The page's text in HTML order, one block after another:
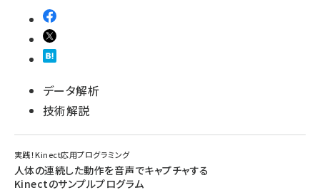
データ解析
技術解説
実践！Kinect応用プログラミング
人体の連続した動作を音声でキャプチャする
Kinectのサンプルプログラム